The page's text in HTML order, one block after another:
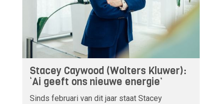
Stacey Caywood (Wolters Kluwer):
‘Ai geeft ons nieuwe energie’
Sinds februari van dit jaar staat Stacey